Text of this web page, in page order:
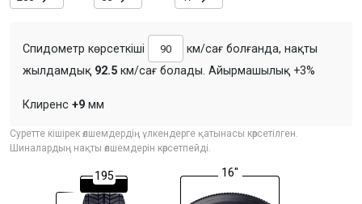
Спидометр көрсеткіші
км/сағ болғанда, нақты
жылдамдық 92.5 км/сағ болады. Айырмашылық +3%
Клиренс +9 мм
Суретте кішірек өлшемдердің үлкендерге қатынасы көрсетілген.
Шиналардың нақты өлшемдерін көрсетпейді.
195 16"